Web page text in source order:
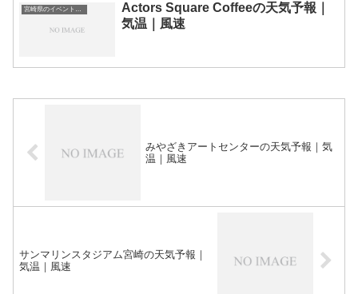
宮崎県のイベント会場一覧
Actors Square Coffeeの天気予報｜
気温｜風速
みやざきアートセンターの天気予報｜気
温｜風速
サンマリンスタジアム宮崎の天気予報｜
気温｜風速